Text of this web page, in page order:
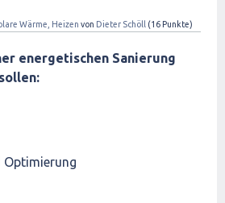
Wärme, Heizen von Dieter Schöll (16 Punkte)
energetischen Sanierung
Optimierung